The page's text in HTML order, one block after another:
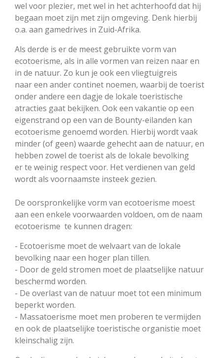
wel voor plezier, met wel in het achterhoofd dat hij
begaan moet zijn met zijn omgeving. Denk hierbij
o.a. aan gamedrives in Zuid-Afrika.
Als derde is er de meest gebruikte vorm van
ecotoerisme, als in alle vormen van reizen naar en
in de natuur. Zo kun je ook een vliegtuigreis
naar een ander continet noemen, waarbij de toerist
onder andere een dagje de lokale toeristische
atracties gaat bekijken. Ook een vakantie op een
eigenstrand op een van de Bounty-eilanden kan
ecotoerisme genoemd worden. Hierbij wordt vaak
minder (of geen) waarde gehecht aan de natuur, en
hebben zowel de toerist als de lokale bevolking
er te weinig respect voor. Het verdienen van geld
wordt als voornaamste insteek gezien.
De oorspronkelijke vorm van ecotoerisme moest
aan een enkele voorwaarden voldoen, om de naam
ecotoerisme te kunnen dragen:
- Ecotoerisme moet de welvaart van de lokale
bevolking naar een hoger plan tillen.
- Door de geld stromen moet de plaatselijke natuur
beschermd worden.
- De overlast van de natuur moet tot een minimum
beperkt worden.
- Massatoerisme moet men proberen te vermijden
en ook de plaatselijke toeristische organistie moet
kleinschalig zijn.